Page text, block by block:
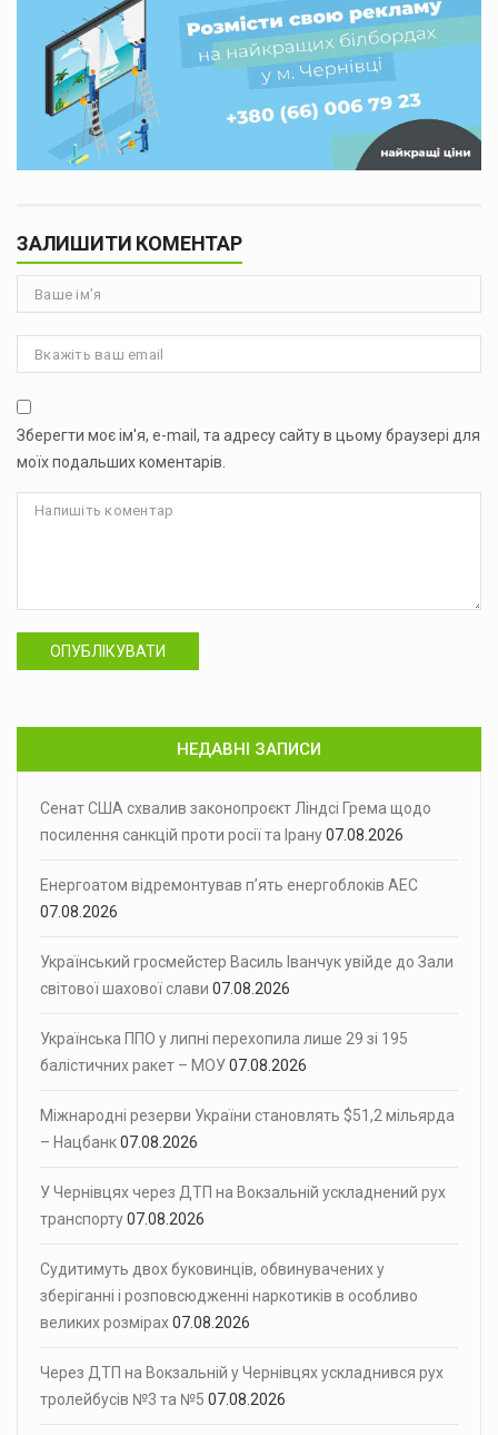
ЗАЛИШИТИ КОМЕНТАР
Зберегти моє ім'я, e-mail, та адресу сайту в цьому браузері для
моїх подальших коментарів.
ОПУБЛІКУВАТИ
НЕДАВНІ ЗАПИСИ
Сенат США схвалив законопроєкт Ліндсі Грема щодо
посилення санкцій проти росії та Ірану07.08.2026
Енергоатом відремонтував п’ять енергоблоків АЕС
07.08.2026
Український гросмейстер Василь Іванчук увійде до Зали
світової шахової слави 07.08.2026
Українська ППО у липні перехопила лише 29 зі 195
балістичних ракет – МОУ07.08.2026
Міжнародні резерви України становлять $51,2 мільярда
– Нацбанк07.08.2026
У Чернівцях через ДТП на Вокзальній ускладнений рух
транспорту07.08.2026
Судитимуть двох буковинців, обвинувачених у
зберіганні і розповсюдженні наркотиків в особливо
великих розмірах07.08.2026
Через ДТП на Вокзальній у Чернівцях ускладнився рух
тролейбусів №3 та №5 07.08.2026